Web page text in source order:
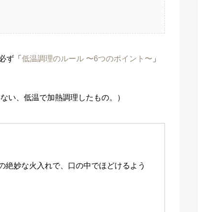
ず「低温調理のルール 〜6つのポイント〜 」
い、低温で加熱調理したもの。）
絶妙な火入れで、口の中でほどけるよう